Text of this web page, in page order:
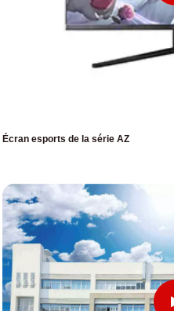
Écran esports de la série AZ